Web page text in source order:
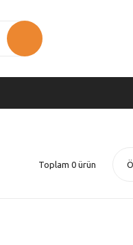
Toplam 0 ürün